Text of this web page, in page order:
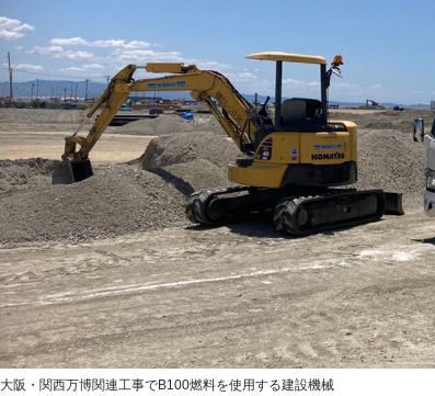
大阪・関西万博関連工事でB100燃料を使用する建設機械